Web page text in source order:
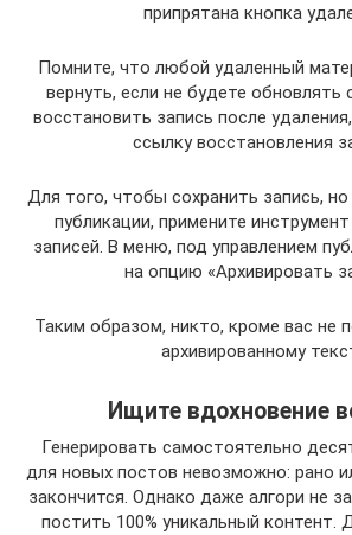
припрятана кнопка
Помните, что любой удаленный
вернуть, если не будете обновлять
восстановить запись после
ссылку восстановления
Для того, чтобы сохранить запись,
публикации, примените
записей. В меню, под управлением
на опцию «Архивировать
Таким образом, никто, кроме вас не
архивированному
Ищите вдохновение
Генерировать самостоятельно
для новых постов невозможно: рано
закончится. Однако даже алгори не
постить 100% уникальный контент.